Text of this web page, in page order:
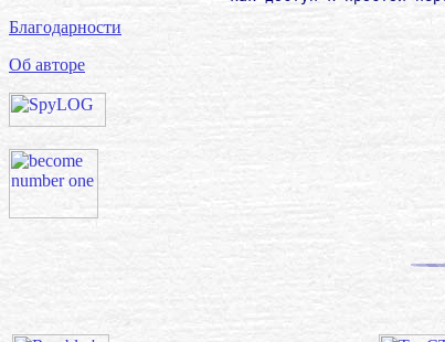
Благодарности
Об авторе